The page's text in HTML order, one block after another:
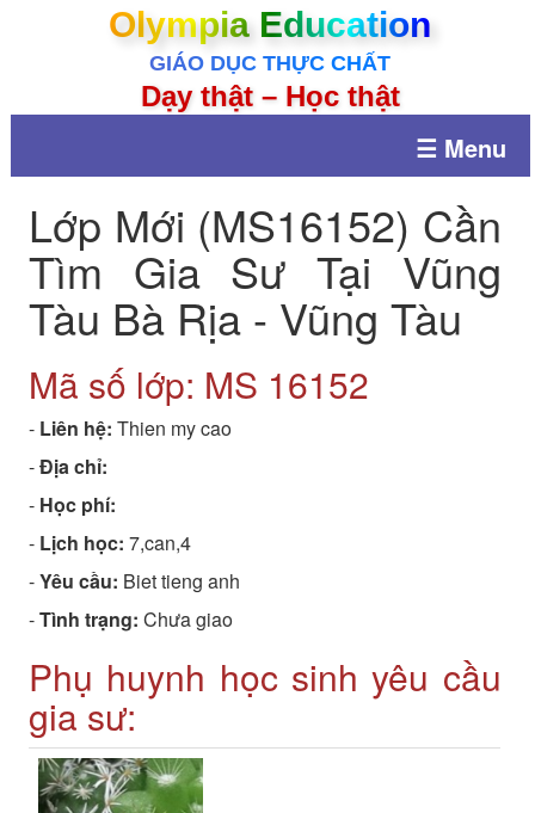
Olympia Education
GIÁO DỤC THỰC CHẤT
Dạy thật – Học thật
☰ Menu
Lớp Mới (MS16152) Cần
Tìm Gia Sư Tại Vũng
Tàu Bà Rịa - Vũng Tàu
Mã số lớp: MS 16152
- Liên hệ: Thien my cao
-Địa chỉ:
- Học phí:
- Lịch học: 7,can,4
-Yêu cầu: Biet tieng anh
-Tình trạng: Chưa giao
Phụ huynh học sinh yêu cầu
gia sư: